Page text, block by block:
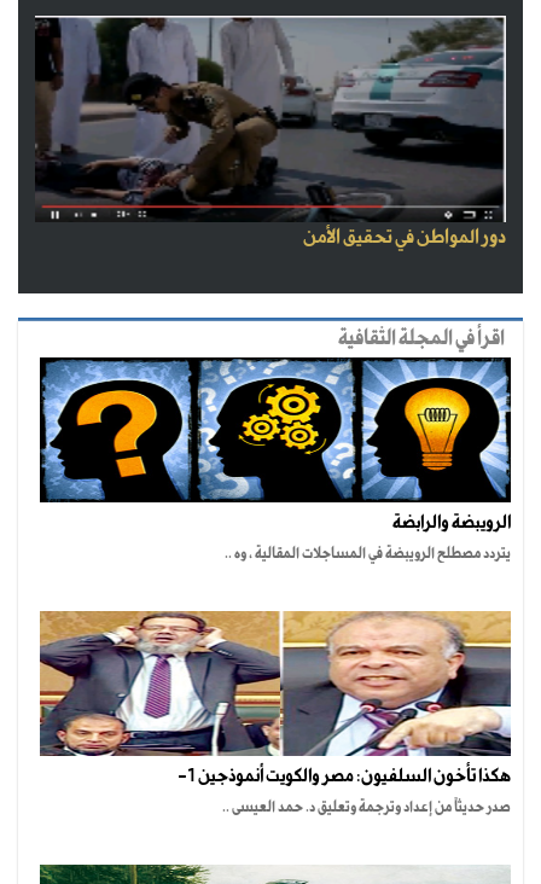
دور المواطن في تحقيق الأمن
اقرأ في المجلة الثقافية
الرويبضة والرابضة
يتردد مصطلح الرويبضة في المساجلات المقالية ، وه ..
هكذا تأخون السلفيون: مصر والكويت أنموذجين 1-
صدر حديثاً من إعداد وترجمة وتعليق د. حمد العيسى ..